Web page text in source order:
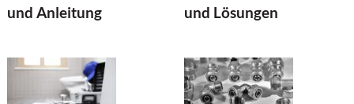
und Anleitung
und Lösungen